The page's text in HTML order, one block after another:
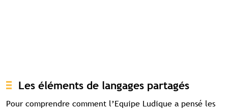
Les éléments de langages partagés
Pour comprendre comment l’Equipe Ludique a pensé les